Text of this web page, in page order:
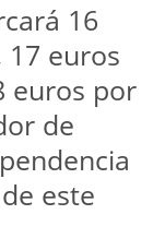
16
euros
euros por
de
este